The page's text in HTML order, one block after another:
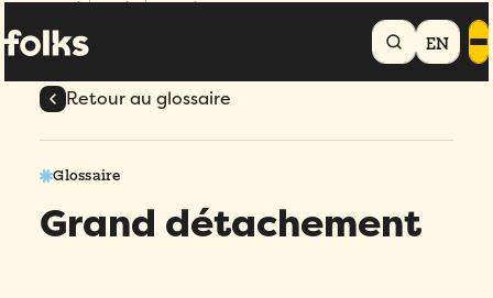
EN
AccueilGlossaireGrand détachement
Retour au glossaire
Glossaire
Grand détachement